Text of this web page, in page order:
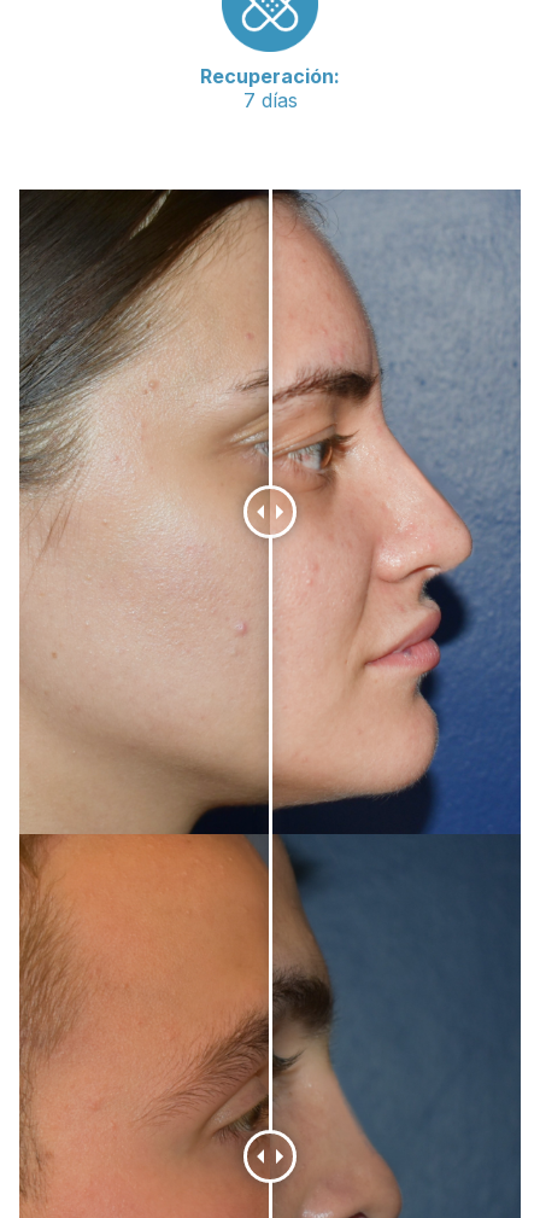
Recuperación:
7 días